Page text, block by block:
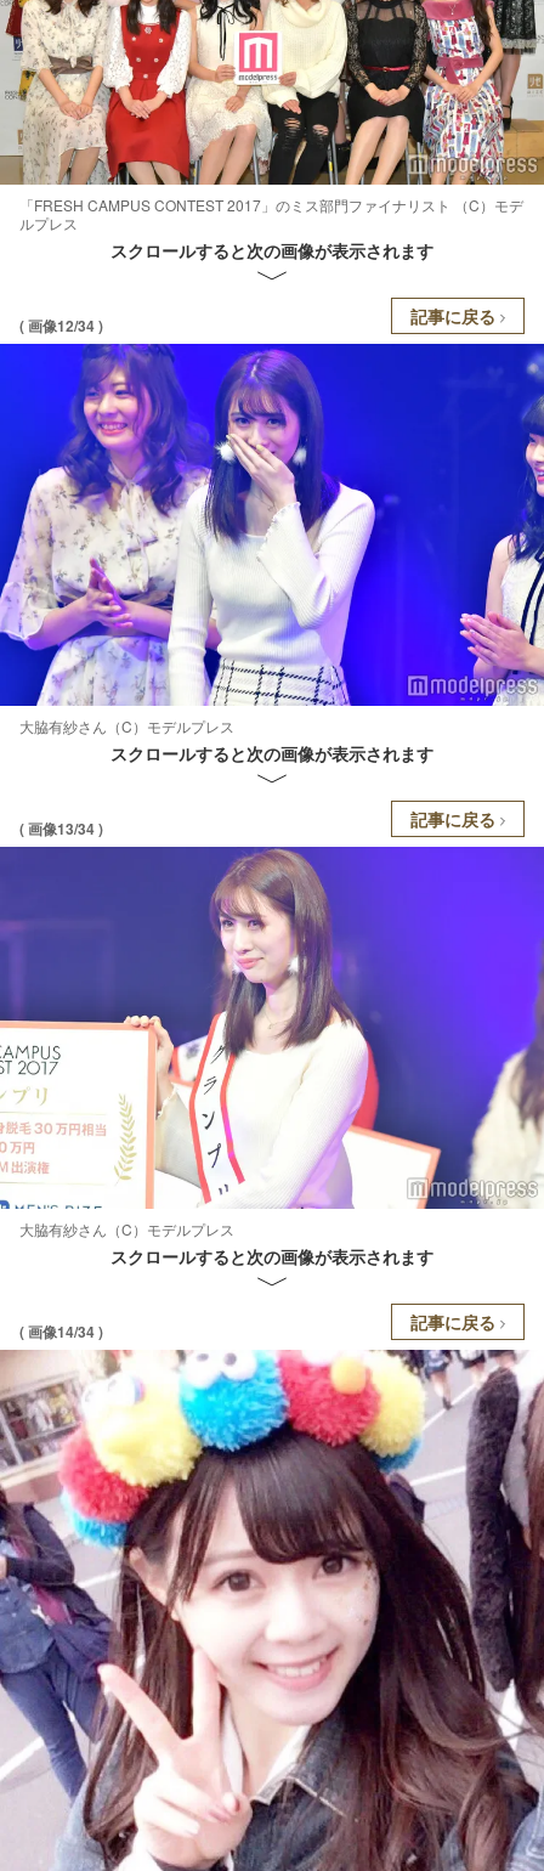
「FRESH CAMPUS CONTEST 2017」のミス部門ファイナリスト （C）モデ
ルプレス
スクロールすると次の画像が表示されます
( 画像12/34 ) 記事に戻る
大脇有紗さん（C）モデルプレス
スクロールすると次の画像が表示されます
( 画像13/34 ) 記事に戻る
大脇有紗さん（C）モデルプレス
スクロールすると次の画像が表示されます
( 画像14/34 ) 記事に戻る